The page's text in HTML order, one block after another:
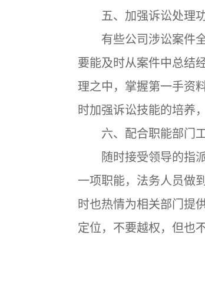
五、加强诉讼处理
有些公司涉讼案件全
要能及时从案件中总结
理之中，掌握第一手资
时加强诉讼技能的培养
六、配合职能部门
随时接受领导的指派
一项职能，法务人员做
时也热情为相关部门提
定位，不要越权，但也